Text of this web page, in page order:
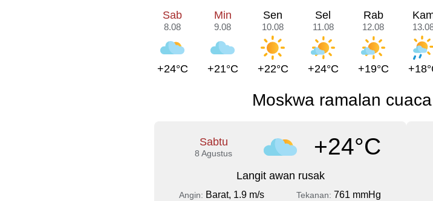
Sab
8.08
+24°C
Min
9.08
+21°C
Sen
10.08
+22°C
Sel
11.08
+24°C
Rab
12.08
+19°C
Moskwa ramalan
Sabtu
8 Agustus +24°C
Langit awan rusak
Angin: Barat, 1.9 m/s Tekanan: 761 mmHg